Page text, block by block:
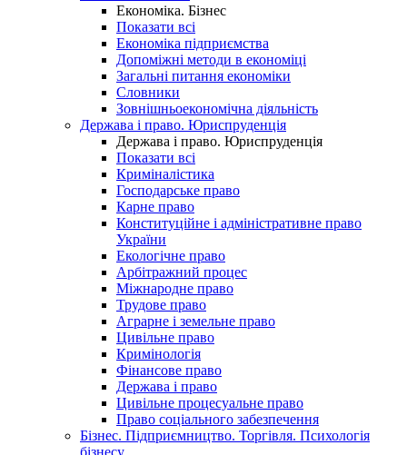
Економіка. Бізнес
Показати всі
Економіка підприємства
Допоміжні методи в економіці
Загальні питання економіки
Словники
Зовнішньоекономічна діяльність
Держава і право. Юриспруденція
Держава і право. Юриспруденція
Показати всі
Криміналістика
Господарське право
Карне право
Конституційне і адміністративне право
України
Екологічне право
Арбітражний процес
Міжнародне право
Трудове право
Аграрне і земельне право
Цивільне право
Кримінологія
Фінансове право
Держава і право
Цивільне процесуальне право
Право соціального забезпечення
Бізнес. Підприємництво. Торгівля. Психологія
бізнесу